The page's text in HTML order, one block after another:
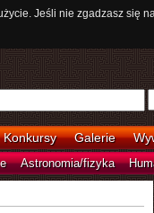
Jeśli nie zgadzasz się
Konkursy Galerie
Astronomia/fizyka